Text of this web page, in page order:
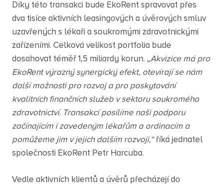
Díky této transakci bude EkoRent spravovat přes
dva tisíce aktivních leasingových a úvěrových smluv
uzavřených s lékaři a soukromými zdravotnickými
zařízeními. Celková velikost portfolia bude
dosahovat téměř 1,5 miliardy korun. „Akvizice má pro
EkoRent výrazný synergický efekt, otevírají se nám
další možnosti pro rozvoj a pro poskytování
kvalitních finančních služeb v sektoru soukromého
zdravotnictví. Transakcí posílíme naši podporu
začínajícím i zavedeným lékařům a ordinacím a
pomůžeme jim v jejich dalším rozvoji,“ říká jednatel
společnosti EkoRent Petr Harcuba.
Vedle aktivních klientů a úvěrů přecházejí do